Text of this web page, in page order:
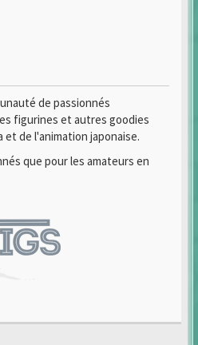
de passionnés
figurines et autres goodies
et de l'animation japonaise.
que pour les amateurs en